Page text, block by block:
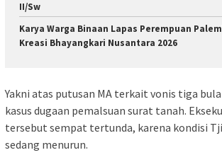
II/Sw
Karya Warga Binaan Lapas Perempuan
Kreasi Bhayangkari Nusantara 2026
Yakni atas putusan MA terkait vonis tiga
kasus dugaan pemalsuan surat tanah.
tersebut sempat tertunda, karena kondisi
sedang menurun.